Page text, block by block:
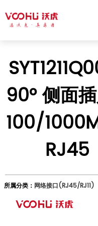
90° 侧面
100/
RJ45
所属分类： 网络接口(RJ45/RJ11)